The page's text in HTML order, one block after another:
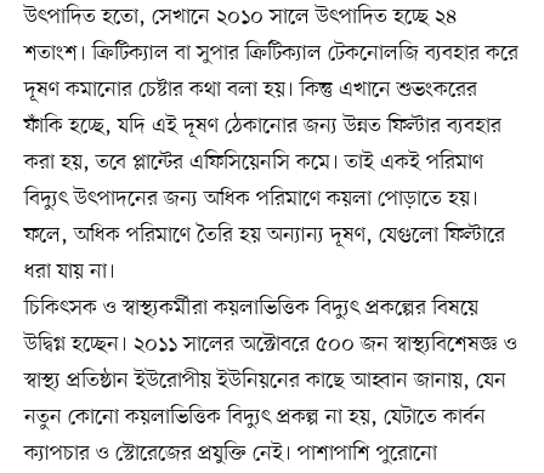
উৎপাদিত হতো, সেখানে ২০১০ সালে উৎপাদিত হচ্ছে ২৪
শতাংশ। ক্রিটিক্যাল বা সুপার ক্রিটিক্যাল টেকনোলজি ব্যবহার করে
দূষণ কমানোর চেষ্টার কথা বলা হয়। কিন্তু এখানে শুভংকরের
ফাঁকি হচ্ছে, যদি এই দূষণ ঠেকানোর জন্য উন্নত ফিল্টার ব্যবহার
করা হয়, তবে প্লান্টের এফিসিয়েনসি কমে। তাই একই পরিমাণ
বিদ্যুৎ উৎপাদনের জন্য অধিক পরিমাণে কয়লা পোড়াতে হয়।
ফলে, অধিক পরিমাণে তৈরি হয় অন্যান্য দূষণ, যেগুলো ফিল্টারে
ধরা যায় না।
চিকিৎসক ও স্বাস্থ্যকর্মীরা কয়লাভিত্তিক বিদ্যুৎ প্রকল্পের বিষয়ে
উদ্বিগ্ন হচ্ছেন। ২০১১ সালের অক্টোবরে ৫০০ জন স্বাস্থ্যবিশেষজ্ঞ ও
স্বাস্থ্য প্রতিষ্ঠান ইউরোপীয় ইউনিয়নের কাছে আহ্বান জানায়, যেন
নতুন কোনো কয়লাভিত্তিক বিদ্যুৎ প্রকল্প না হয়, যেটাতে কার্বন
ক্যাপচার ও স্টোরেজের প্রযুক্তি নেই। পাশাপাশি পুরোনো